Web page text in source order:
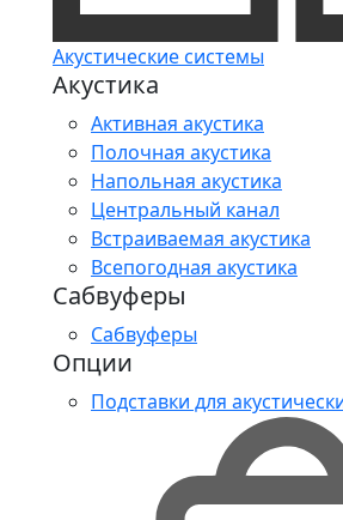
Акустические системы
Акустика
Активная акустика
Полочная акустика
Напольная акустика
Центральный канал
Встраиваемая акустика
Всепогодная акустика
Сабвуферы
Сабвуферы
Опции
Подставки для